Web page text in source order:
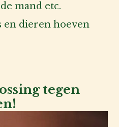
mand etc.
en dieren hoeven
tegen